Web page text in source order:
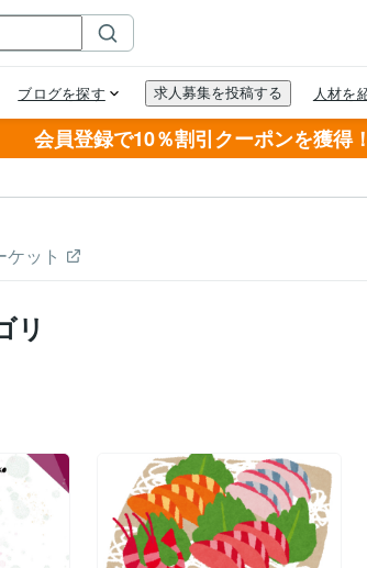
会員登録で10％割引クーポンを獲得！
ケット
リ